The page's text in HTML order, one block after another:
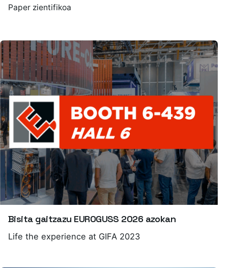
Paper zientifikoa
Bisita gaitzazu EUROGUSS 2026 azokan
Life the experience at GIFA 2023